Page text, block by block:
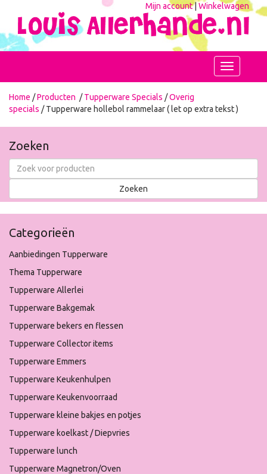
Mijn account|Winkelwagen
Toggle
navigation
Home /Producten /Tupperware Specials /Overig
specials / Tupperware hollebol rammelaar ( let op extra tekst )
Zoeken
Categorieën
Aanbiedingen Tupperware
Thema Tupperware
Tupperware Allerlei
Tupperware Bakgemak
Tupperware bekers en flessen
Tupperware Collector items
Tupperware Emmers
Tupperware Keukenhulpen
Tupperware Keukenvoorraad
Tupperware kleine bakjes en potjes
Tupperware koelkast / Diepvries
Tupperware lunch
Tupperware Magnetron/Oven